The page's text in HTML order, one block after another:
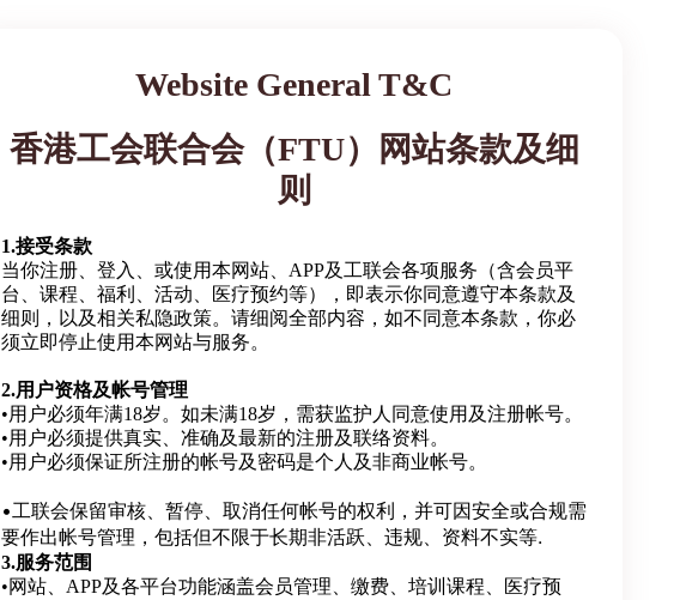
Website General T&C
香港工会联合会（FTU）网站条款及细
则
1.接受条款
当你注册、登入、或使用本网站、APP及工联会各项服务（含会员平
台、课程、福利、活动、医疗预约等），即表示你同意遵守本条款及
细则，以及相关私隐政策。请细阅全部内容，如不同意本条款，你必
须立即停止使用本网站与服务。
2.用户资格及帐号管理
•用户必须年满18岁。如未满18岁，需获监护人同意使用及注册帐号。
•用户必须提供真实、准确及最新的注册及联络资料。
•用户必须保证所注册的帐号及密码是个人及非商业帐号。
•工联会保留审核、暂停、取消任何帐号的权利，并可因安全或合规需
要作出帐号管理，包括但不限于长期非活跃、违规、资料不实等.
3.服务范围
•网站、APP及各平台功能涵盖会员管理、缴费、培训课程、医疗预